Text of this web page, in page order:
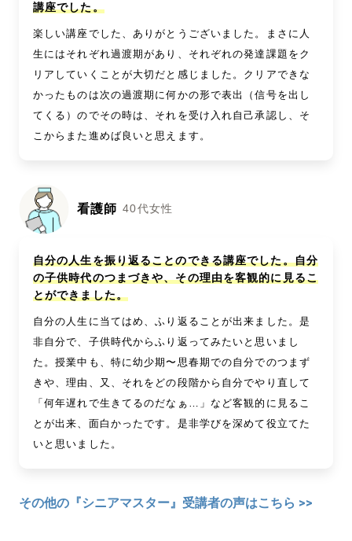
講座でした。
楽しい講座でした、ありがとうございました。まさに人
生にはそれぞれ過渡期があり、それぞれの発達課題をク
リアしていくことが大切だと感じました。クリアできな
かったものは次の過渡期に何かの形で表出（信号を出し
てくる）のでその時は、それを受け入れ自己承認し、そ
こからまた進めば良いと思えます。
看護師 40代女性
自分の人生を振り返ることのできる講座でした。自分
の子供時代のつまづきや、その理由を客観的に見るこ
とができました。
自分の人生に当てはめ、ふり返ることが出来ました。是
非自分で、子供時代からふり返ってみたいと思いまし
た。授業中も、特に幼少期〜思春期での自分でのつまず
きや、理由、又、それをどの段階から自分でやり直して
「何年遅れで生きてるのだなぁ…」など客観的に見るこ
とが出来、面白かったです。是非学びを深めて役立てた
いと思いました。
その他の『シニアマスター』受講者の声はこちら >>